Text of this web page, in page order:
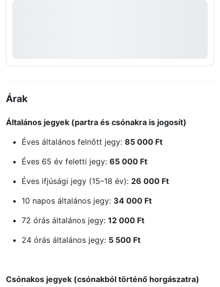
Árak
Általános jegyek (partra és csónakra is jogosít)
Éves általános felnőtt jegy: 85 000 Ft
Éves 65 év feletti jegy: 65 000 Ft
Éves ifjúsági jegy (15–18 év): 26 000 Ft
10 napos általános jegy: 34 000 Ft
72 órás általános jegy: 12 000 Ft
24 órás általános jegy: 5 500 Ft
Csónakos jegyek (csónakból történő horgászatra)